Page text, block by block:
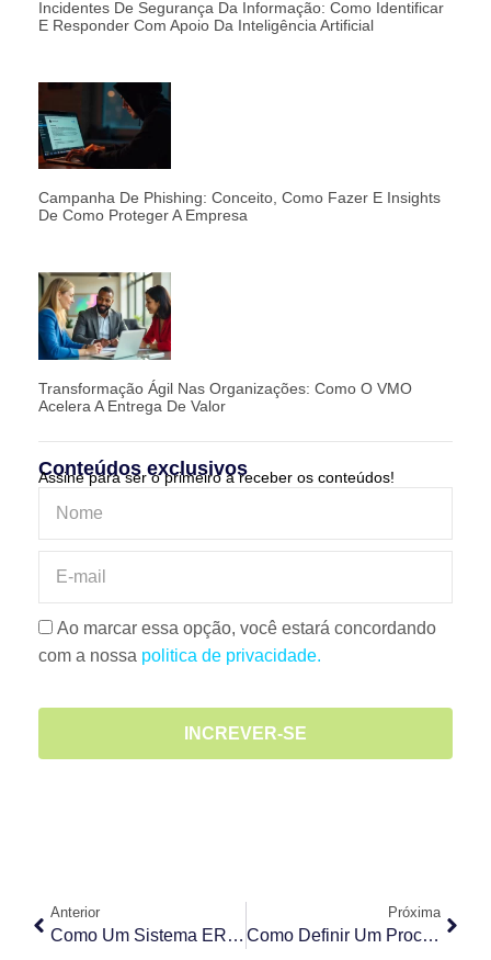
Incidentes De Segurança Da Informação: Como Identificar
E Responder Com Apoio Da Inteligência Artificial
Campanha De Phishing: Conceito, Como Fazer E Insights
De Como Proteger A Empresa
Transformação Ágil Nas Organizações: Como O VMO
Acelera A Entrega De Valor
Conteúdos exclusivos
Assine para ser o primeiro a receber os conteúdos!
Ao marcar essa opção, você estará concordando
com a nossa politica de privacidade.
INCREVER-SE
Anterior
Como Um Sistema ERP Otimiza Processos Internos?
Próxima
Como Definir Um Processo De Planejamento Estratégico